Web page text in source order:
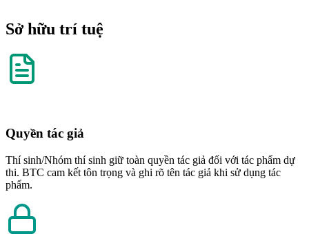
Sở hữu trí tuệ
Quyền tác giả
Thí sinh/Nhóm thí sinh giữ toàn quyền tác giả đối với tác phẩm dự
thi. BTC cam kết tôn trọng và ghi rõ tên tác giả khi sử dụng tác
phẩm.